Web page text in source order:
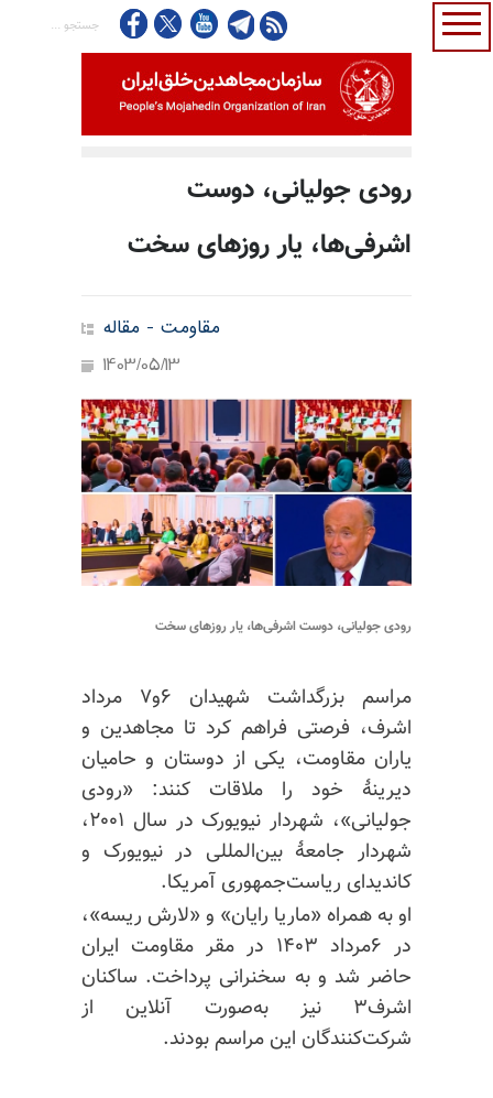
رودی جولیانی، دوست
اشرفی‌ها، یار روزهای سخت
مقاومت - مقاله
1403/05/13
رودی جولیانی، دوست اشرفی‌ها، یار روزهای سخت
مراسم بزرگداشت شهیدان ۶و۷ مرداد
اشرف، فرصتی فراهم کرد تا مجاهدین و
یاران مقاومت، یکی از دوستان و حامیان
دیرینهٔ خود را ملاقات کنند: «رودی
جولیانی»، شهردار نیویورک در سال ۲۰۰۱،
شهردار جامعهٔ بین‌المللی در نیویورک و
کاندیدای ریاست‌جمهوری آمریکا.
او به همراه «ماریا رایان» و «لارش ریسه»،
در ۶مرداد ۱۴۰۳ در مقر مقاومت ایران
حاضر شد و به سخنرانی پرداخت. ساکنان
اشرف۳ نیز به‌صورت آنلاین از
شرکت‌کنندگان این مراسم بودند.